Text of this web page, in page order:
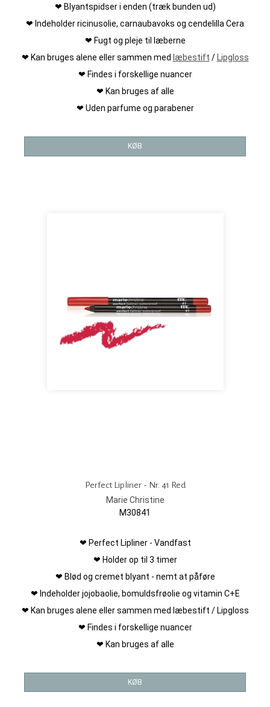
❤ Blyantspidser i enden (træk bunden ud)
❤ Indeholder ricinusolie, carnaubavoks og cendelilla Cera
❤ Fugt og pleje til læberne
❤ Kan bruges alene eller sammen med læbestift / Lipgloss
❤ Findes i forskellige nuancer
❤ Kan bruges af alle
❤ Uden parfume og parabener
KØB
Perfect Lipliner - Nr. 41 Red
Marie Christine
M30841
❤ Perfect Lipliner - Vandfast
❤ Holder op til 3 timer
❤ Blød og cremet blyant - nemt at påføre
❤ Indeholder jojobaolie, bomuldsfrøolie og vitamin C+E
❤ Kan bruges alene eller sammen med læbestift / Lipgloss
❤ Findes i forskellige nuancer
❤ Kan bruges af alle
KØB